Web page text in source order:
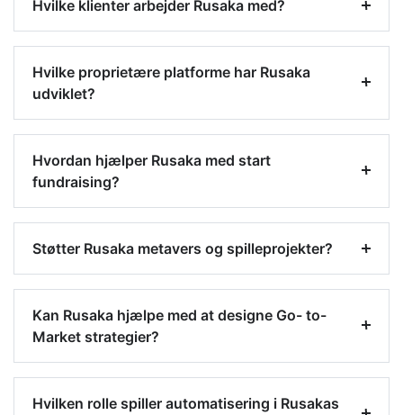
Hvilke klienter arbejder Rusaka med?
Hvilke proprietære platforme har Rusaka
udviklet?
Hvordan hjælper Rusaka med start
fundraising?
Støtter Rusaka metavers og spilleprojekter?
Kan Rusaka hjælpe med at designe Go- to-
Market strategier?
Hvilken rolle spiller automatisering i Rusakas